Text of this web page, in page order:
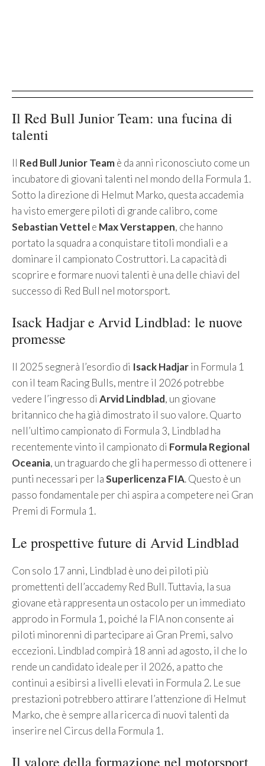
Il Red Bull Junior Team: una fucina di
talenti
Il Red Bull Junior Teamè da anni riconosciuto come un
incubatore di giovani talenti nel mondo della Formula 1.
Sotto la direzione di Helmut Marko, questa accademia
ha visto emergere piloti di grande calibro, come
Sebastian Vettele Max Verstappen, che hanno
portato la squadra a conquistare titoli mondiali e a
dominare il campionato Costruttori. La capacità di
scoprire e formare nuovi talenti è una delle chiavi del
successo di Red Bull nel motorsport.
Isack Hadjar e Arvid Lindblad: le nuove
promesse
Il 2025 segnerà l’esordio di Isack Hadjarin Formula 1
con il team Racing Bulls, mentre il 2026 potrebbe
vedere l’ingresso di Arvid Lindblad, un giovane
britannico che ha già dimostrato il suo valore. Quarto
nell’ultimo campionato di Formula 3, Lindblad ha
recentemente vinto il campionato di Formula Regional
Oceania, un traguardo che gli ha permesso di ottenere i
punti necessari per laSuperlicenza FIA. Questo è un
passo fondamentale per chi aspira a competere nei Gran
Premi di Formula 1.
Le prospettive future di Arvid Lindblad
Con solo 17 anni, Lindblad è uno dei piloti più
promettenti dell’accademy Red Bull. Tuttavia, la sua
giovane età rappresenta un ostacolo per un immediato
approdo in Formula 1, poiché la FIA non consente ai
piloti minorenni di partecipare ai Gran Premi, salvo
eccezioni. Lindblad compirà 18 anni ad agosto, il che lo
rende un candidato ideale per il 2026, a patto che
continui a esibirsi a livelli elevati in Formula 2. Le sue
prestazioni potrebbero attirare l’attenzione di Helmut
Marko, che è sempre alla ricerca di nuovi talenti da
inserire nel Circus della Formula 1.
Il valore della formazione nel motorsport